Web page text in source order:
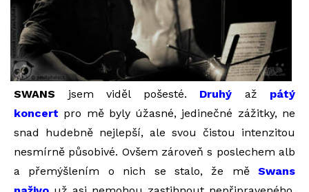
SWANS jsem viděl pošesté. Druhý až pátý
koncert pro mě byly úžasné, jedinečné zážitky, ne
snad hudebně nejlepší, ale svou čistou intenzitou
nesmírně působivé. Ovšem zároveň s poslechem alb
a přemýšlením o nich se stalo, že mě Swans